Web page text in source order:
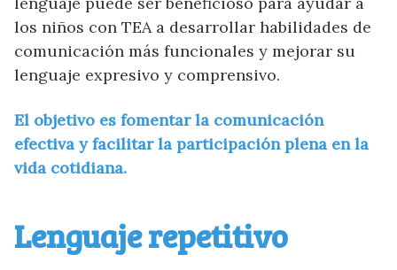
los niños con TEA a desarrollar habilidades de
comunicación más funcionales y mejorar su
lenguaje expresivo y comprensivo.
El objetivo es fomentar la comunicación
efectiva y facilitar la participación plena en la
vida cotidiana.
Lenguaje repetitivo